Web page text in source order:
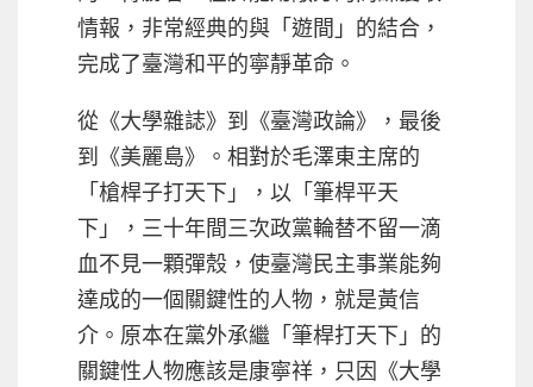
情報，非常經典的與「遊間」的結合，
完成了臺灣和平的寧靜革命。
從《大學雜誌》到《臺灣政論》，最後
到《美麗島》。相對於毛澤東主席的
「槍桿子打天下」，以「筆桿平天
下」，三十年間三次政黨輪替不留一滴
血不見一顆彈殼，使臺灣民主事業能夠
達成的一個關鍵性的人物，就是黃信
介。原本在黨外承繼「筆桿打天下」的
關鍵性人物應該是康寧祥，只因《大學